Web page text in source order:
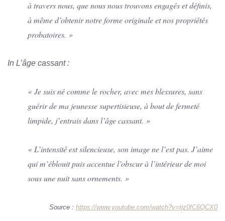
à travers nous, que nous nous trouvons engagés et définis,
à même d’obtenir notre forme originale et nos propriétés
probatoires. »
In L’âge cassant :
« Je suis né comme le rocher, avec mes blessures, sans
guérir de ma jeunesse supertisieuse, à bout de fermeté
limpide, j’entrais dans l’âge cassant. »
« L’intensité est silencieuse, son image ne l’est pas. J’aime
qui m’éblouit puis accentue l’obscur à l’intérieur de moi
sous une nuit sans ornements. »
Source : https://www.youtube.com/watch?v=tjz0fC6QCX0